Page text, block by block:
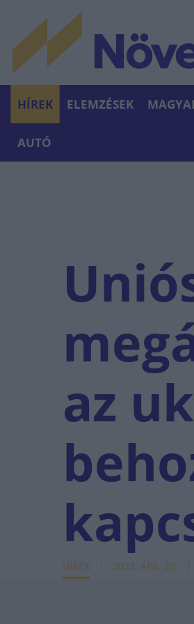
HÍREK ELEMZÉSEK
AUTÓ
az
HÍREK 2023. ÁPR. 29.